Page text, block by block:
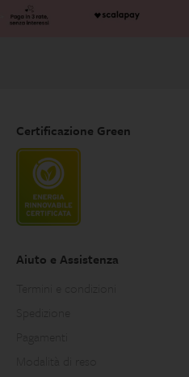
Aiuto e Assistenza
Certificazione Green